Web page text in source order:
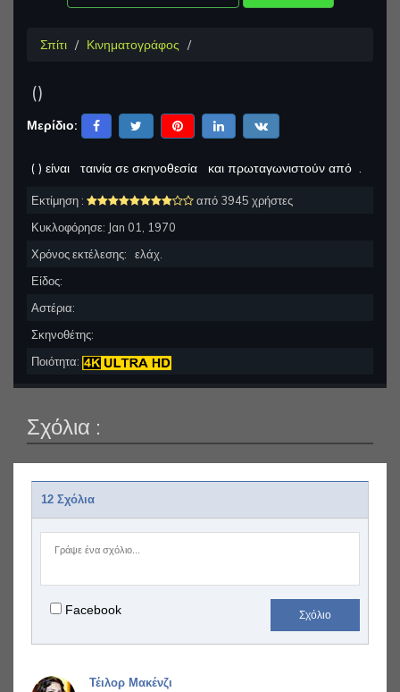
Σπίτι Κινηματογράφος
()
Μερίδιο:
( ) είναι ταινία σε σκηνοθεσία και πρωταγωνιστούν από .
Εκτίμηση :
από 3945 χρήστες
Κυκλοφόρησε: Jan 01, 1970
Χρόνος εκτέλεσης:
ελάχ.
Είδος:
Αστέρια:
Σκηνοθέτης:
Ποιότητα:
Σχόλια :
12 Σχόλια
Facebook Σχόλιο
Τέιλορ Μακένζι